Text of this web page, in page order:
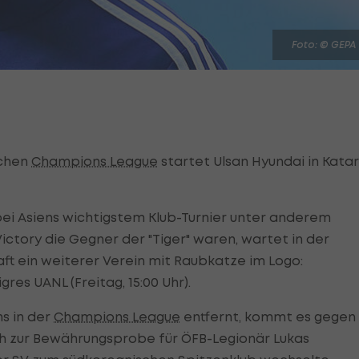
Foto: © GEPA
Champions League startet Ulsan Hyundai in
Asiens wichtigstem Klub-Turnier unter anderem
die Gegner der "Tiger" waren, wartet in der
ein weiterer Verein mit Raubkatze im Logo:
UANL (Freitag, 15:00 Uhr).
in der Champions League entfernt, kommt es gegen
Bewährungsprobe für ÖFB-Legionär Lukas